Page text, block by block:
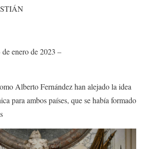
enero de 2023 –
Alberto Fernández han alejado la idea
para ambos países, que se había formado